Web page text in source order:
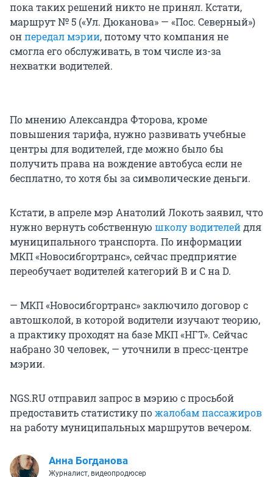
пока таких решений никто не принял. Кстати,
маршрут № 5 («Ул. Дюканова» — «Пос. Северный»)
онпередал мэрии, потому что компания не
смогла его обслуживать, в том числе из-за
нехватки водителей.
По мнению Александра Фторова, кроме
повышения тарифа, нужно развивать учебные
центры для водителей, где можно было бы
получить права на вождение автобуса если не
бесплатно, то хотя бы за символические деньги.
Кстати, в апреле мэр Анатолий Локоть заявил, что
нужно вернуть собственную школу водителейдля
муниципального транспорта. По информации
МКП «Новосибгортранс», сейчас предприятие
переобучает водителей категорий В и С на D.
— МКП «Новосибгортранс» заключило договор с
автошколой, в которой водители изучают теорию,
а практику проходят на базе МКП «НГТ». Сейчас
набрано 30 человек, — уточнили в пресс-центре
мэрии.
NGS.RU отправил запрос в мэрию с просьбой
предоставить статистику пожалобам пассажиров
на работу муниципальных маршрутов вечером.
Анна Богданова
Журналист, видеопродюсер